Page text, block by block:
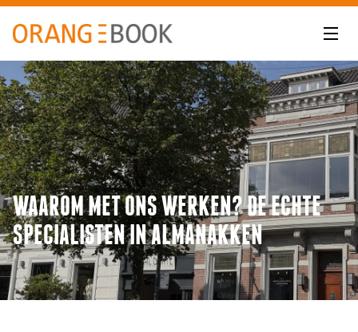
WAAROM MET ONS WERKEN? DE ECHTE
SPECIALISTEN IN ALMANAKKEN